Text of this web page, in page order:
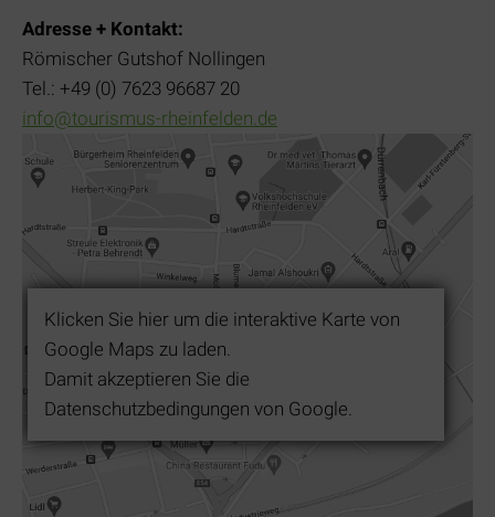
Adresse + Kontakt:
Römischer Gutshof Nollingen
Tel.: +49 (0) 7623 96687 20
info@tourismus-rheinfelden.de
Klicken Sie hier um die interaktive Karte von
Google Maps zu laden.
Damit akzeptieren Sie die
Datenschutzbedingungen von Google.